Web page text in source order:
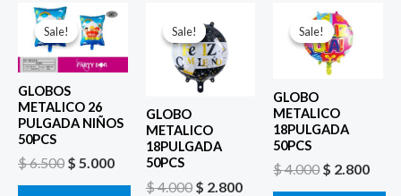
Sale!
Sale!
GLOBOS
METALICO 26
PULGADA NIÑOS
50PCS
$6.500
El
precio
original
era:
$ 5.000
El
Sale!
Sale!
GLOBO
METALICO
18PULGADA
50PCS
$4.000
precio
original
era:
$ 4.000.
$ 2.800
Sale!
Sale!
GLOBO
METALICO
18PULGADA
50PCS
$4.000
El
precio
original
era:
$ 2.800